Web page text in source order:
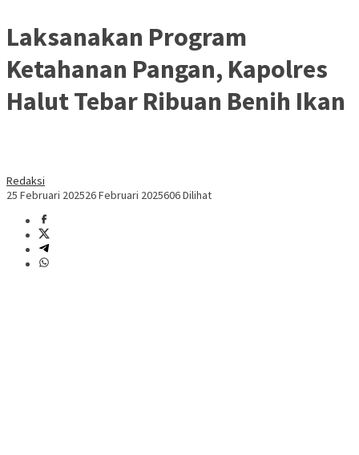
Laksanakan Program
Ketahanan Pangan, Kapolres
Halut Tebar Ribuan Benih Ikan
Redaksi
25 Februari 202526 Februari 2025606 Dilihat